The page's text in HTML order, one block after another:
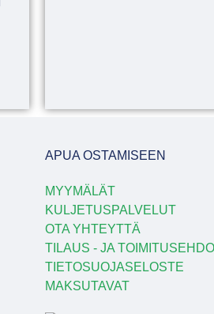
APUA OSTAMISEEN
MYYMÄLÄT
KULJETUSPALVELUT
OTA YHTEYTTÄ
TILAUS - JA
TIETOSUOJASELOSTE
MAKSUTAVAT